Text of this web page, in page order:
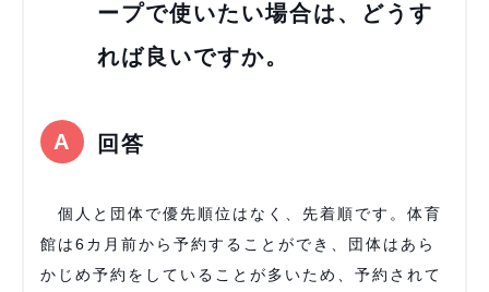
ープで使いたい場合は、どうす
れば良いですか。
回答
個人と団体で優先順位はなく、先着順です。体育
館は6カ月前から予約することができ、団体はあら
かじめ予約をしていることが多いため、予約されて